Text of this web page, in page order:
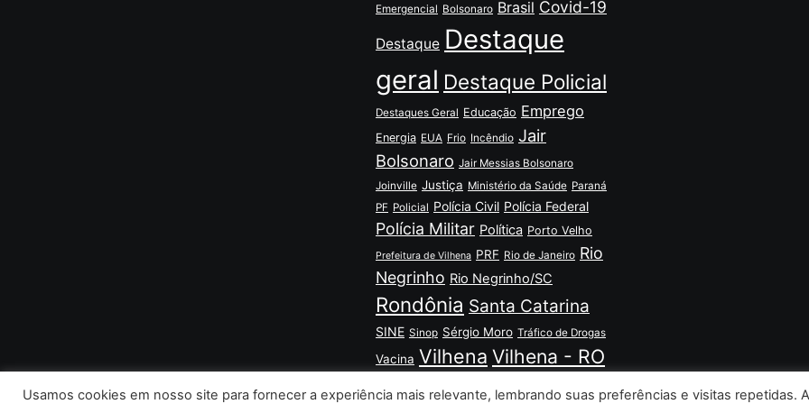
Emergencial Bolsonaro Brasil Covid-19
Destaque Destaque
geral Destaque Policial
Destaques Geral Educação Emprego
Energia EUA Frio Incêndio Jair
Bolsonaro Jair Messias Bolsonaro
Joinville Justiça Ministério da Saúde Paraná
PF Policial Polícia Civil Polícia Federal
Polícia Militar Política Porto Velho
Prefeitura de Vilhena PRF Rio de Janeiro Rio
Negrinho Rio Negrinho/SC
Rondônia Santa Catarina
SINE Sinop Sérgio Moro Tráfico de Drogas
Vacina Vilhena Vilhena - RO
Usamos cookies em nosso site para fornecer a experiência mais relevante, lembrando suas preferências e visitas repetidas.